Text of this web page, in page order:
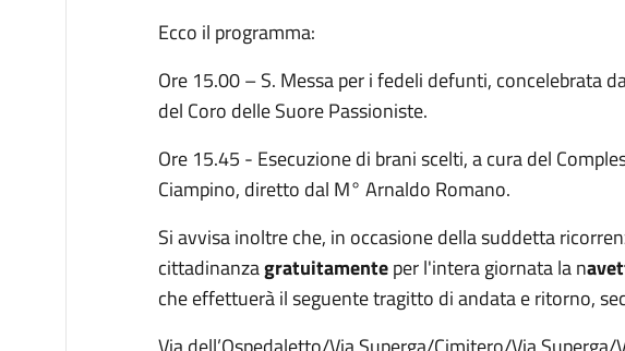
Ecco il programma:
Ore 15.00 – S. Messa per i fedeli defunti, concelebrata
del Coro delle Suore Passioniste.
Ore 15.45 - Esecuzione di brani scelti, a cura del
Ciampino, diretto dal M° Arnaldo Romano.
Si avvisa inoltre che, in occasione della suddetta
cittadinanzagratuitamenteper l'intera giornata la n
che effettuerà il seguente tragitto di andata e ritorno,